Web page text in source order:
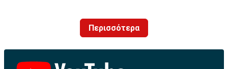
«σκούπα, και άφησε ανοιχτό το ενδεχόμενο να
αποσυρθεί από την ενεργό δράση, επισημαίνοντας πως
δεν ξέρει τι θα γίνει στην επόμενη σεζόν.
Παρόλα αυτά, η επικρατούσα φημολογία είναι πλέον
Περισσότερα